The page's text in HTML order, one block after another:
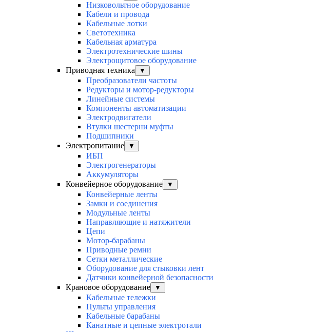
Низковольтное оборудование
Кабели и провода
Кабельные лотки
Светотехника
Кабельная арматура
Электротехнические шины
Электрощитовое оборудование
Приводная техника
▼
Преобразователи частоты
Редукторы и мотор-редукторы
Линейные системы
Компоненты автоматизации
Электродвигатели
Втулки шестерни муфты
Подшипники
Электропитание
▼
ИБП
Электрогенераторы
Аккумуляторы
Конвейерное оборудование
▼
Конвейерные ленты
Замки и соединения
Модульные ленты
Направляющие и натяжители
Цепи
Мотор-барабаны
Приводные ремни
Сетки металлические
Оборудование для стыковки лент
Датчики конвейерной безопасности
Крановое оборудование
▼
Кабельные тележки
Пульты управления
Кабельные барабаны
Канатные и цепные электротали